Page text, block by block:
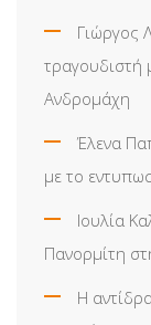
Γιώργος
τραγουδιστή
Ανδρομάχη
Έλενα
με το
Ιουλία
Πανορμίτη
Η